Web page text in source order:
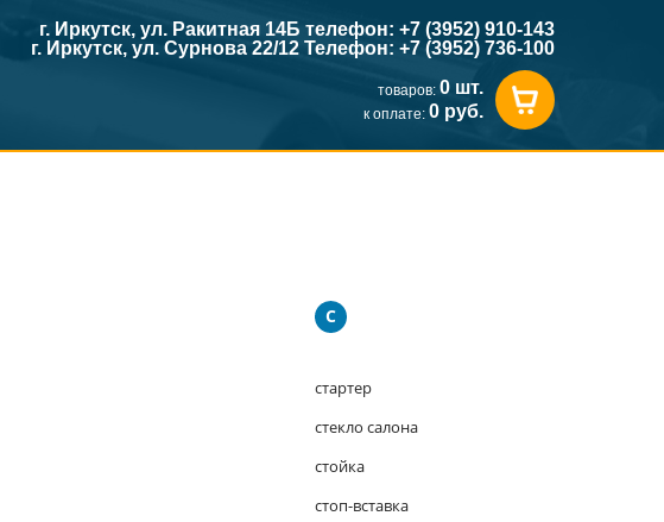
г. Иркутск, ул. Ракитная 14Б телефон: +7 (3952) 910-143
г. Иркутск, ул. Сурнова 22/12 Телефон: +7 (3952) 736-100
товаров: 0 шт.
к оплате: 0 руб.
С
стартер
стекло салона
стойка
стоп-вставка